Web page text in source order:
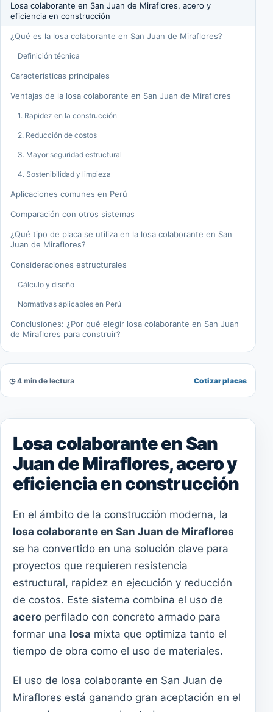
Losa colaborante en San Juan de Miraflores, acero y
eficiencia en construcción
¿Qué es la losa colaborante en San Juan de Miraflores?
Definición técnica
Características principales
Ventajas de la losa colaborante en San Juan de Miraflores
1. Rapidez en la construcción
2. Reducción de costos
3. Mayor seguridad estructural
4. Sostenibilidad y limpieza
Aplicaciones comunes en Perú
Comparación con otros sistemas
¿Qué tipo de placa se utiliza en la losa colaborante en San
Juan de Miraflores?
Consideraciones estructurales
Cálculo y diseño
Normativas aplicables en Perú
Conclusiones: ¿Por qué elegir losa colaborante en San Juan
de Miraflores para construir?
◷ 4 min de lectura Cotizar placas
Losa colaborante en San
Juan de Miraflores, acero y
eficiencia en construcción
En el ámbito de la construcción moderna, la
losa colaborante en San Juan de Miraflores
se ha convertido en una solución clave para
proyectos que requieren resistencia
estructural, rapidez en ejecución y reducción
de costos. Este sistema combina el uso de
acero perfilado con concreto armado para
formar una losa mixta que optimiza tanto el
tiempo de obra como el uso de materiales.
El uso de losa colaborante en San Juan de
Miraflores está ganando gran aceptación en el